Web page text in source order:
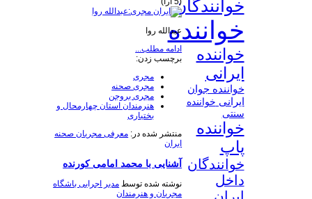
عبدالله روا
ادامه مطلب...
برچسب زدن:
مجری
مجری صحنه
مجری بروجن
هنرمندان استان چهارمحال و
بختیاری
منتشر شده در: معرفی مجریان صحنه
ایران
آشنایی با محمد امامی کورنده
نوشته شده توسط مدیر اجرایی باشگاه
مجریان و هنرمندان
خوانندگان
خواننده
خواننده
ایرانی
خواننده جوان
ایرانی خواننده
سنتی
خواننده
پاپ
خوانندگان
داخل